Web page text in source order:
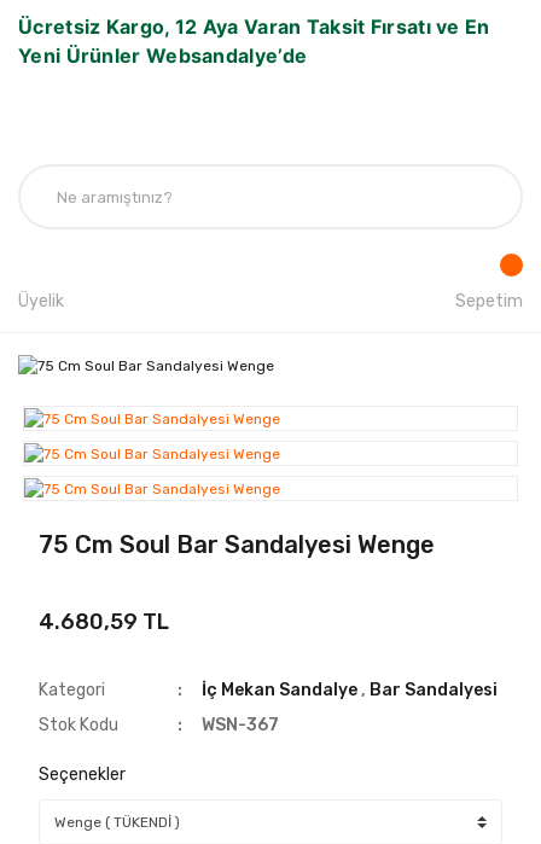
Ücretsiz Kargo, 12 Aya Varan Taksit Fırsatı ve En
Yeni Ürünler Websandalye’de
Üyelik Sepetim
75 Cm Soul Bar Sandalyesi Wenge
4.680,59 TL
Kategori İç Mekan Sandalye, Bar Sandalyesi
Stok Kodu
WSN-367
Seçenekler